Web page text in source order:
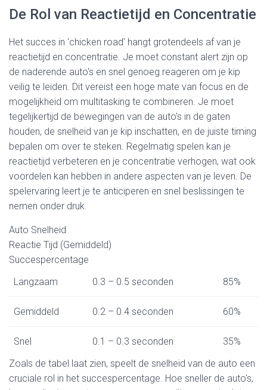
De Rol van Reactietijd en Concentratie
Het succes in ‘chicken road’ hangt grotendeels af van je
reactietijd en concentratie. Je moet constant alert zijn op
de naderende auto's en snel genoeg reageren om je kip
veilig te leiden. Dit vereist een hoge mate van focus en de
mogelijkheid om multitasking te combineren. Je moet
tegelijkertijd de bewegingen van de auto's in de gaten
houden, de snelheid van je kip inschatten, en de juiste timing
bepalen om over te steken. Regelmatig spelen kan je
reactietijd verbeteren en je concentratie verhogen, wat ook
voordelen kan hebben in andere aspecten van je leven. De
spelervaring leert je te anticiperen en snel beslissingen te
nemen onder druk.
Auto Snelheid
Reactie Tijd (Gemiddeld)
Succespercentage
Langzaam
0.3 – 0.5 seconden 85%
Gemiddeld 0.2 – 0.4 seconden 60%
Snel 0.1 – 0.3 seconden
35%
Zoals de tabel laat zien, speelt de snelheid van de auto een
cruciale rol in het succespercentage. Hoe sneller de auto's,